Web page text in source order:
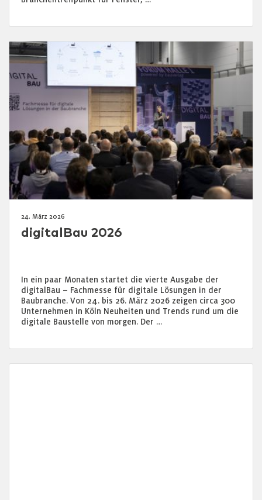
24. März 2026
digitalBau 2026
In ein paar Monaten startet die vierte Ausgabe der
digitalBau – Fachmesse für digitale Lösungen in der
Baubranche. Von 24. bis 26. März 2026 zeigen circa 300
Unternehmen in Köln Neuheiten und Trends rund um die
digitale Baustelle von morgen. Der …